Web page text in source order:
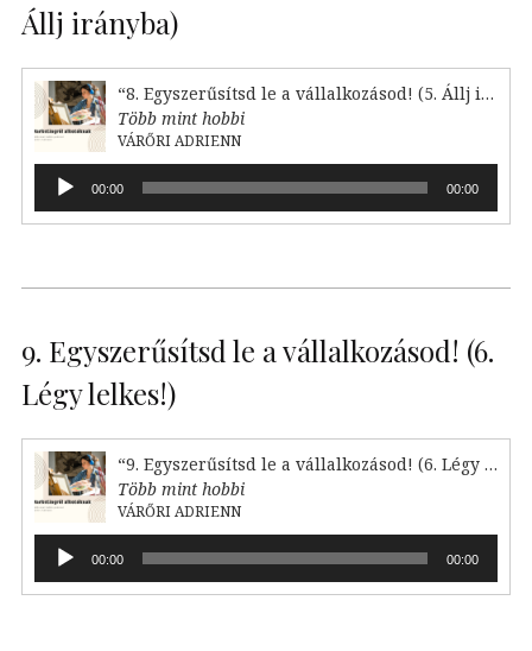
Állj irányba)
“8. Egyszerűsítsd le a vállalkozásod! (5. Állj irányba)”
Több mint hobbi
VÁRŐRI ADRIENN
Audió
lejátszó00:00 00:00
9. Egyszerűsítsd le a vállalkozásod! (6.
Légy lelkes!)
“9. Egyszerűsítsd le a vállalkozásod! (6. Légy lelkes!)”
Több mint hobbi
VÁRŐRI ADRIENN
Audió
lejátszó00:00 00:00